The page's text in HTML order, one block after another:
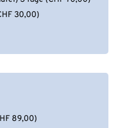
30,00)
89,00)